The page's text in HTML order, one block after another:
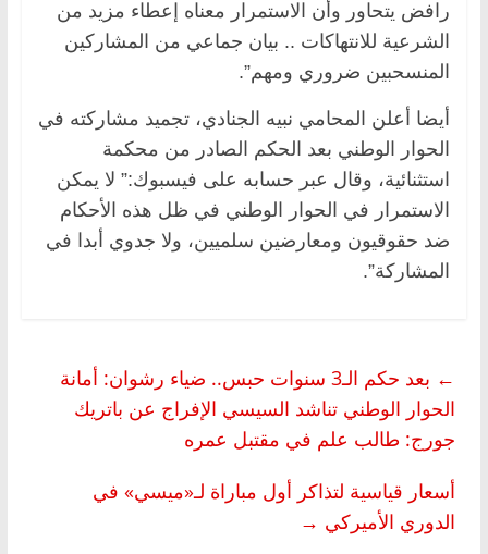
رافض يتحاور وأن الاستمرار معناه إعطاء مزيد من
الشرعية للانتهاكات .. بيان جماعي من المشاركين
المنسحبين ضروري ومهم”.
أيضا أعلن المحامي نبيه الجنادي، تجميد مشاركته في
الحوار الوطني بعد الحكم الصادر من محكمة
استثنائية، وقال عبر حسابه على فيسبوك:” لا يمكن
الاستمرار في الحوار الوطني في ظل هذه الأحكام
ضد حقوقيون ومعارضين سلميين، ولا جدوي أبدا في
المشاركة”.
←
بعد حكم الـ3 سنوات حبس.. ضياء رشوان: أمانة
الحوار الوطني تناشد السيسي الإفراج عن باتريك
جورج: طالب علم في مقتبل عمره
أسعار قياسية لتذاكر أول مباراة لـ«ميسي» في
الدوري الأميركي →